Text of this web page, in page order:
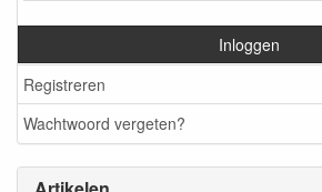
Inloggen
Registreren
Wachtwoord vergeten?